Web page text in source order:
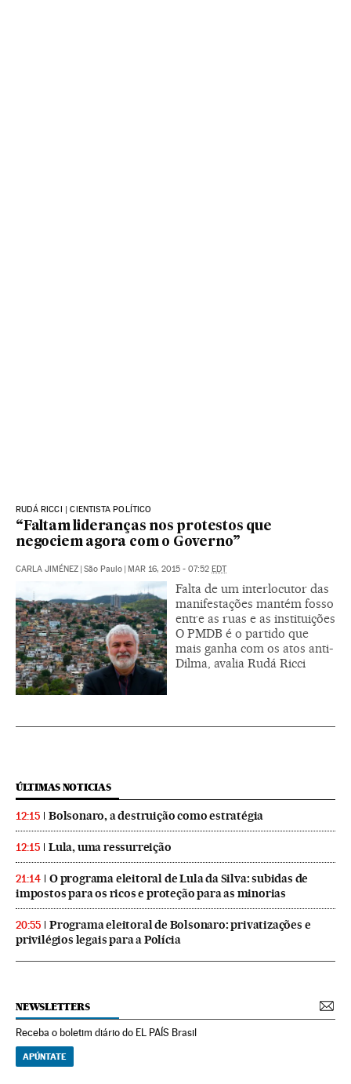
RUDÁ RICCI | CIENTISTA POLÍTICO
“Faltam lideranças nos protestos que
negociem agora com o Governo”
CARLA JIMÉNEZ | São Paulo | MAR 16, 2015 - 07:52 EDT
Falta de um interlocutor das
manifestações mantém fosso
entre as ruas e as instituições
O PMDB é o partido que
mais ganha com os atos anti-
Dilma, avalia Rudá Ricci
ÚLTIMAS NOTICIAS
12:15 Bolsonaro, a destruição como estratégia
12:15 Lula, uma ressurreição
21:14
O programa eleitoral de Lula da Silva: subidas de
impostos para os ricos e proteção para as minorias
20:55
Programa eleitoral de Bolsonaro: privatizações e
privilégios legais para a Polícia
NEWSLETTERS
Receba o boletim diário do EL PAÍS Brasil
APÚNTATE